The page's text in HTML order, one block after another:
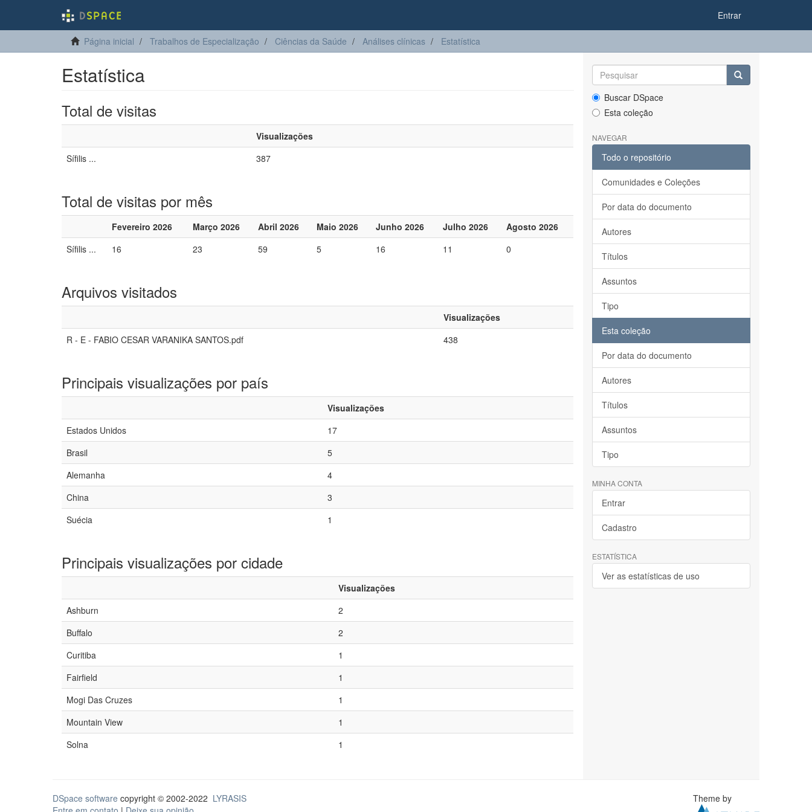
Entrar
Página inicial Trabalhos de Especialização Ciências da Saúde Análises clínicas Estatística
Estatística
Total de visitas
Visualizações
Sífilis ...
387
Total de visitas por mês
Fevereiro 2026 Março 2026 Abril 2026 Maio 2026 Junho 2026 Julho 2026
Agosto 2026
Sífilis ...
16 23 59 5 16 11 0
Arquivos visitados
Visualizações
R - E - FABIO CESAR VARANIKA SANTOS.pdf
438
Principais visualizações por país
Visualizações
Estados Unidos
17
Brasil
5
Alemanha
4
China
3
Suécia
1
Principais visualizações por cidade
Visualizações
Ashburn
2
Buffalo
2
Curitiba
1
Fairfield
1
Mogi Das Cruzes
1
Mountain View
1
Solna
1
Buscar DSpace
Esta coleção
NAVEGAR
Todo o repositório
Comunidades e Coleções
Por data do documento
Autores
Títulos
Assuntos
Tipo
Esta coleção
Por data do documento
Autores
Títulos
Assuntos
Tipo
MINHA CONTA
Entrar
Cadastro
ESTATÍSTICA
Ver as estatísticas de uso
DSpace software copyright © 2002-2022 LYRASIS
Theme by